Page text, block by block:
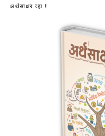
अर्थसाक्षर व्हा !